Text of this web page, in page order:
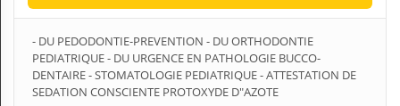
- DU PEDODONTIE-PREVENTION - DU ORTHODONTIE
PEDIATRIQUE - DU URGENCE EN PATHOLOGIE BUCCO-
DENTAIRE - STOMATOLOGIE PEDIATRIQUE - ATTESTATION DE
SEDATION CONSCIENTE PROTOXYDE D"AZOTE